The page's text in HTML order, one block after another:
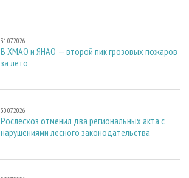
31.07.2026
В ХМАО и ЯНАО — второй пик грозовых пожаров
за лето
30.07.2026
Рослесхоз отменил два региональных акта с
нарушениями лесного законодательства